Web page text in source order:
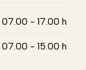
07.00 - 17.00 h
07.00 - 15.00 h